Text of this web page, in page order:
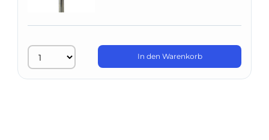
In den Warenkorb